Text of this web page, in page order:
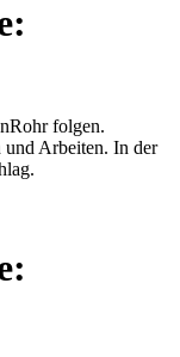
folgen.
und Arbeiten. In der